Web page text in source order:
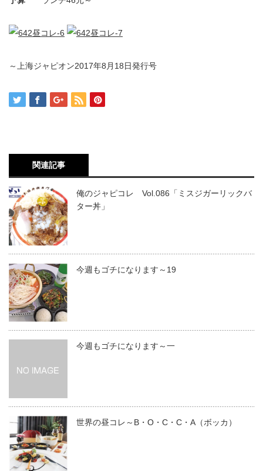
～上海ジャピオン2017年8月18日発行号
関連記事
俺のジャピコレ Vol.086「ミスジガーリックバ
ター丼」
今週もゴチになります～19
今週もゴチになります～一
世界の昼コレ～B・O・C・C・A（ボッカ）